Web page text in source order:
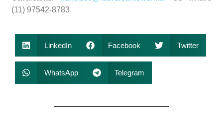
(11) 97542-8783
LinkedIn Facebook Twitter
WhatsApp Telegram